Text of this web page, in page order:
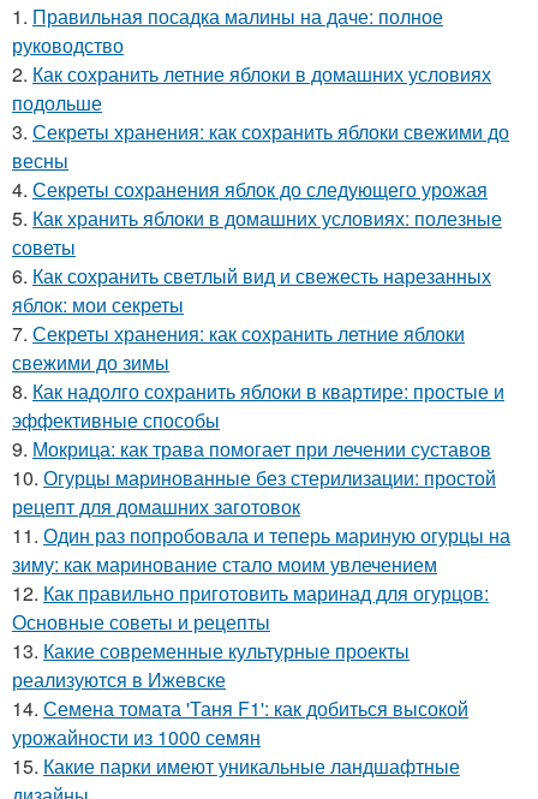
1. Правильная посадка малины на даче: полное
руководство
2. Как сохранить летние яблоки в домашних условиях
подольше
3. Секреты хранения: как сохранить яблоки свежими до
весны
4. Секреты сохранения яблок до следующего урожая
5. Как хранить яблоки в домашних условиях: полезные
советы
6. Как сохранить светлый вид и свежесть нарезанных
яблок: мои секреты
7. Секреты хранения: как сохранить летние яблоки
свежими до зимы
8. Как надолго сохранить яблоки в квартире: простые и
эффективные способы
9. Мокрица: как трава помогает при лечении суставов
10. Огурцы маринованные без стерилизации: простой
рецепт для домашних заготовок
11. Один раз попробовала и теперь мариную огурцы на
зиму: как маринование стало моим увлечением
12. Как правильно приготовить маринад для огурцов:
Основные советы и рецепты
13. Какие современные культурные проекты
реализуются в Ижевске
14. Семена томата 'Таня F1': как добиться высокой
урожайности из 1000 семян
15. Какие парки имеют уникальные ландшафтные